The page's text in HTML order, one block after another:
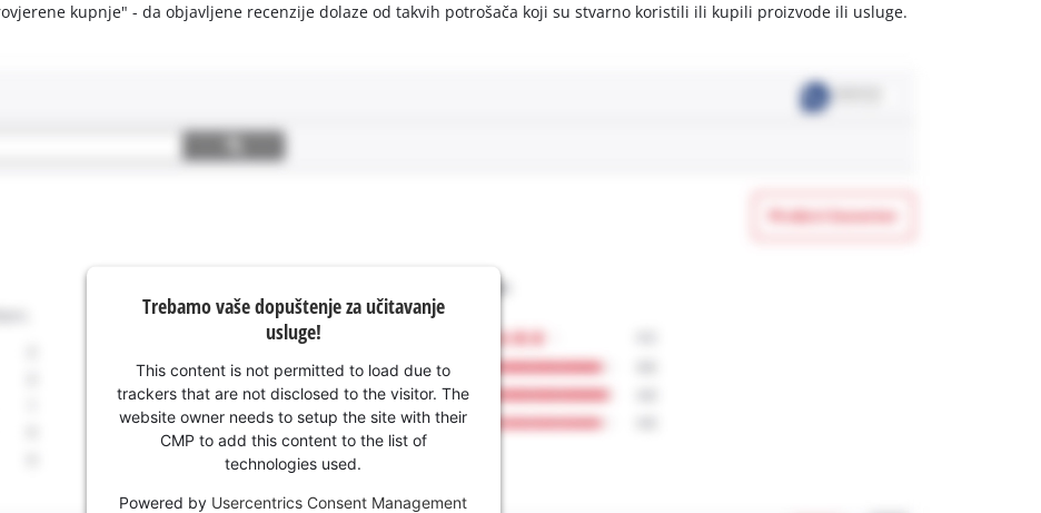
kupnje" - da objavljene recenzije dolaze od takvih potrošača koji su stvarno koristili ili kupili proizvode ili usluge.
Trebamo vaše dopuštenje za učitavanje
usluge!
This content is not permitted to load due to
trackers that are not disclosed to the visitor. The
website owner needs to setup the site with their
CMP to add this content to the list of
technologies used.
Powered by Usercentrics Consent Management